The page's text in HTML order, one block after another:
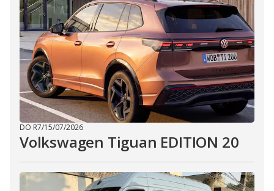
DO R7/15/07/2026
Volkswagen Tiguan EDITION 20